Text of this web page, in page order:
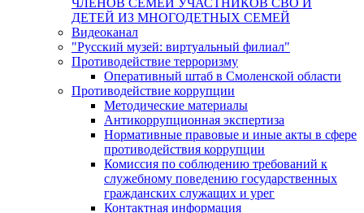
ЧЛЕНОВ СЕМЕЙ УЧАСТНИКОВ СВО И
ДЕТЕЙ ИЗ МНОГОДЕТНЫХ СЕМЕЙ
Видеоканал
"Русский музей: виртуальный филиал"
Противодействие терроризму
Оперативный штаб в Смоленской области
Противодействие коррупции
Методические материалы
Антикоррупционная экспертиза
Нормативные правовые и иные акты в сфере
противодействия коррупции
Комиссия по соблюдению требований к
служебному поведению государственных
гражданских служащих и урег
Контактная информация